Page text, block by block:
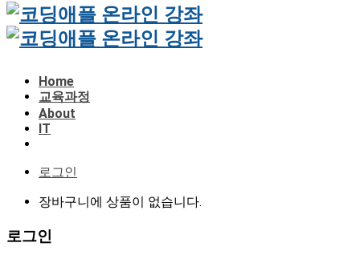
Home
교육과정
About
IT
로그인
장바구니에 상품이 없습니다.
로그인